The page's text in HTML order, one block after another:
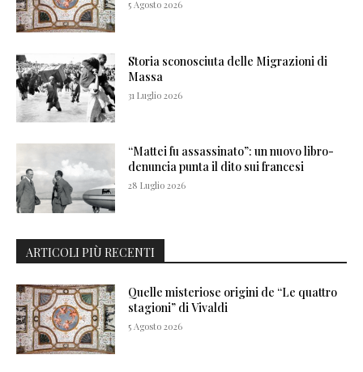
5 Agosto 2026
Storia sconosciuta delle Migrazioni di
Massa
31 Luglio 2026
“Mattei fu assassinato”: un nuovo libro-
denuncia punta il dito sui francesi
28 Luglio 2026
ARTICOLI PIÙ RECENTI
Quelle misteriose origini de “Le quattro
stagioni” di Vivaldi
5 Agosto 2026